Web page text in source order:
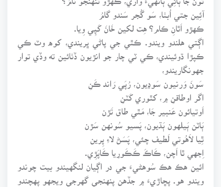
آئِين جتي اُبٺا، سَو گُجر سَندو گامُ
ڪهڙو اَٿانِ ڪام؟ هِت لکين خَانَ کَپِي وِيا.
اڳتي هلندو ويندو. ڪٿي جي پاڻي ڀريندي، کوه وٽ ڪي
ڪپڙا ڌوئيندي، ڪي ٽي چار جو انڙيون ڏٺائين ته وڏي توار
جهونگاريندو،
سَونَ وَرنيون سَوڍيون، رُپَي رَاند ڪَنِ
اگر اوطاقنِ ۾، کٿوري کَٽنِ
اَوتيائون عَنبير جَا، مَٿي طاق تَڙن
ٻَاٽن ٻَيلهون ٻَڌيون، پَسيو سُونهن سَڙن
ٿِيا لاَهُوتي لَطيف چئي، پَسَڻ لاءِ پِرين
اِجهي ٿا اَچن، ڪَاڪَ ڪَڪَورِيا ڪَاپَڙِي.
ائين هڪ هڪ سُوهڻيءَ جي در اڳيان لنگهيندو بيت چوندو
ويندو هو. پڇاڙيءَ ۾ جڏهن پنهنجي گهرجي ويجهو پهچندو